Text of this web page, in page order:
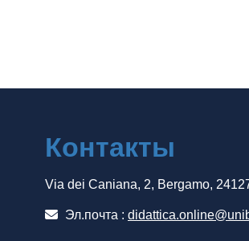
Контакты
Via dei Caniana, 2, Bergamo,
Эл.почта :